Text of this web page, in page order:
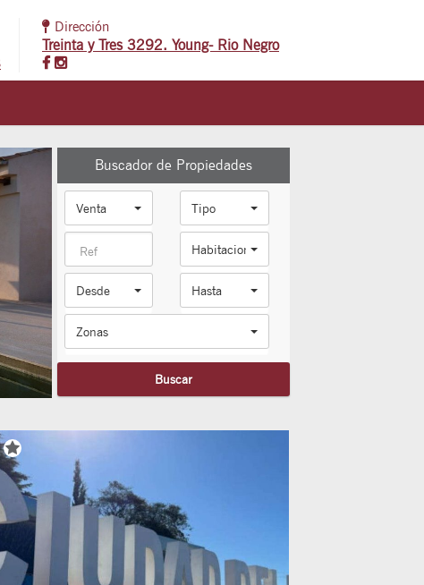
Dirección
Treinta y Tres 3292. Young- Rio Negro
Buscador de Propiedades
Venta Tipo
Habitaciones
Desde Hasta
Zonas